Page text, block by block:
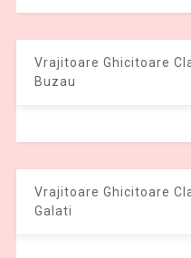
Vrajitoare Ghicitoare
Buzau
Vrajitoare Ghicitoare
Galati